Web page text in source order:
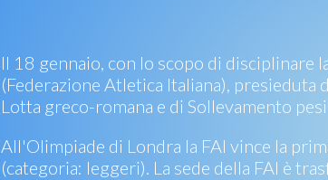
Il 18 gennaio, con lo scopo di disciplinare
(Federazione Atletica Italiana),
Lotta greco-romana e di Sollevamento
All'Olimpiade di Londra la FAI vince la
(categoria: leggeri). La sede della FAI è